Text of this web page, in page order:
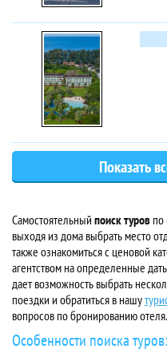
Самостоятельный поиск туров по
выходя из дома выбрать место
также ознакомиться с ценовой
агентством на определенные
дает возможность выбрать
поездки и обратиться в нашу
вопросов по бронированию отеля.
Особенности поиска